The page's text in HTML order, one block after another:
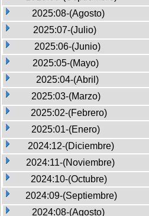
2025:08-(Agosto)
2025:07-(Julio)
2025:06-(Junio)
2025:05-(Mayo)
2025:04-(Abril)
2025:03-(Marzo)
2025:02-(Febrero)
2025:01-(Enero)
2024:12-(Diciembre)
2024:11-(Noviembre)
2024:10-(Octubre)
2024:09-(Septiembre)
2024:08-(Agosto)